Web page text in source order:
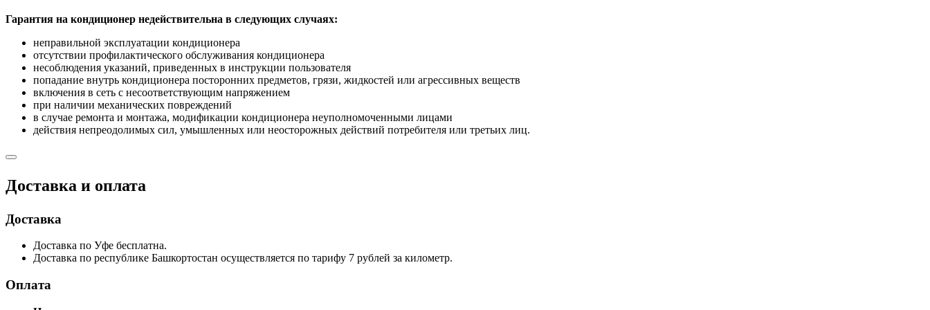
Гарантия на кондиционер недействительна в следующих случаях:
неправильной эксплуатации кондиционера
отсутствии профилактического обслуживания кондиционера
несоблюдения указаний, приведенных в инструкции пользователя
попадание внутрь кондиционера посторонних предметов, грязи, жидкостей или агрессивных веществ
включения в сеть с несоответствующим напряжением
при наличии механических повреждений
в случае ремонта и монтажа, модификации кондиционера неуполномоченными лицами
действия непреодолимых сил, умышленных или неосторожных действий потребителя или третьих лиц.
Доставка и оплата
Доставка
Доставка по Уфе бесплатна.
Доставка по республике Башкортостан осуществляется по тарифу 7 рублей за километр.
Оплата